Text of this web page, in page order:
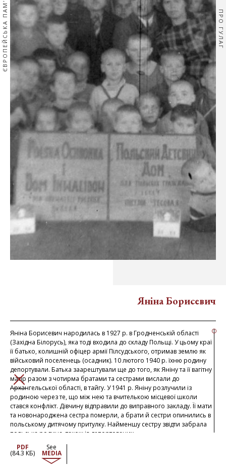
ЄВРОПЕЙСЬКА ПАМ'ЯТЬ ПРО ГУЛАГ
ЗАКРИТИ
Яніна Борисевич
Яніна Борисевич народилась в 1927 р. в Гродненській області
(Західна Білорусь), яка тоді входила до складу Польщі. У цьому краї
її батько, колишній офіцер армії Пілсудського, отримав землю як
військовий поселенець (осадник). 10 лютого 1940 р. їхню родину
депортували. Батька заарештували ще до того, як Яніну та її вагітну
матір разом з чотирма братами та сестрами вислали до
Архангельської області, в тайгу. У 1941 р. Яніну розлучили із
родиною через те, що між нею та вчителькою місцевої школи
стався конфлікт. Дівчину відправили до виправного закладу. Її мати
та новонароджена сестра померли, а брати й сестри опинились в
польському дитячому притулку. Найменшу сестру звідти забрала
польська родина, також із депортованих.
У 1943 р. Яніні вдалося потрапити до того ж притулку, де вже були
її брати та сестри, але невдовзі його розформували. Оскільки
Яніна відмовилась від радянського громадянства, її засудили до
PDF
(84.3 КБ)
See
MEDIA